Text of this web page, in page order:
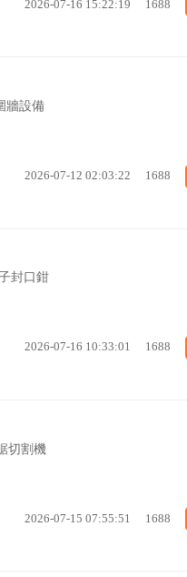
2026-07-16 15:22:19 1688
牆設備
2026-07-12 02:03:22 1688
封口鉗
2026-07-16 10:33:01 1688
切割機
2026-07-15 07:55:51 1688